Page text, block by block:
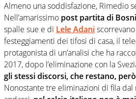
Almeno una soddisfazione, Rimedio
Nell’amarissimo post partita di
spalle sue e di Lele Adani
festeggiamenti dei tifosi di casa, il
protagonista di un’analisi che ha
2017, dopo l’eliminazione con la
gli stessi discorsi, che restano,
Nonostante tre eliminazioni di fila